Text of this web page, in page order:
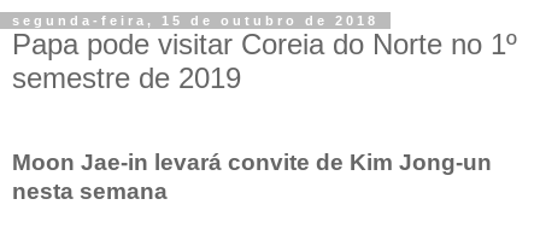
segunda-feira, 15 de outubro de 2018
Papa pode visitar Coreia do Norte no 1º
semestre de 2019
Moon Jae-in levará convite de Kim Jong-un
nesta semana